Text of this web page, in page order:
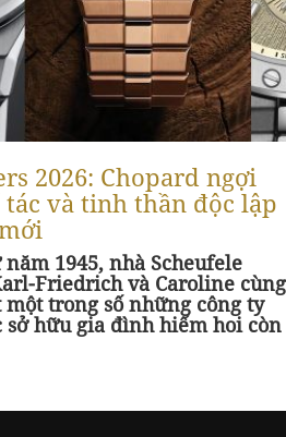
2026: Chopard ngợi
và tinh thần độc lập
1945, nhà Scheufele
Friedrich và Caroline cùng
trong số những công ty
sở hữu gia đình hiếm hoi còn